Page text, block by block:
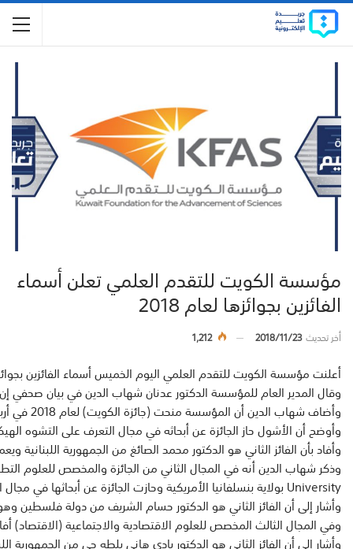
مؤسسة الكويت للتقدم العلمي تعلن أسماء
الفائزين بجوائزها لعام 2018
أخر تحديث2018/11/23
1,212
أعلنت مؤسسة الكويت للتقدم العلمي اليوم الخميس أسماء الفائزين بجوائزها السنوية (الكويت) و(الإنتاج
وقال المدير العام للمؤسسة الدكتور عدنان شهاب الدين في بيان صحفي إن
وأضاف شهاب الدين أن المؤسسة منحت (جائزة الكويت) لعام 2018 في أربعة مجالات ممثلة في العلوم الأساسية (البيولوجية)وفاز بها مناصفة الدكتور هلال أحمد الأشول من الجمهورية اليمنية وهو مدير مختبر الأحياء الجزيئي والكيميائي لتحللالأعصاب في معهد الدماغ والعقل بالمعهد السويسري الفيدرالي للتكنولوجيا في لوزان بسويسرا.
وأوضح أن الأشول حاز الجائزة عن أبحاثه في مجال التعرف على التشوه
وأفاد بأن الفائز الثاني هو الدكتور محمد الصائغ من الجمهورية
University بولاية بنسلفانيا الأمريكية وحازت الجائزة عن أبحاثها في مجال استخدامالخلايا الشمسية العضوية لتوليد الطاقة النظيفة والمستدامة وتحسين أداء واستقرار تلك الخلايا.
وأشار إلى أن الفائز الثاني هو الدكتور حسام الشريف من دولة فلسطين
وفي المجال الثالث المخصص للعلوم الاقتصادية والاجتماعية (الاقتصاد)